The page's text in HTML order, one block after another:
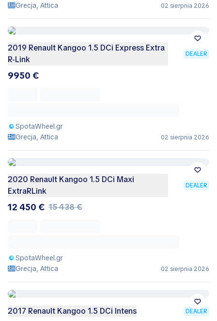
Grecja, Attica
02 sierpnia 2026
2019 Renault Kangoo 1.5 DCi Express Extra
R-Link
DEALER
9950 €
SpotaWheel.gr
Grecja, Attica
02 sierpnia 2026
2020 Renault Kangoo 1.5 DCi Maxi
ExtraRLink
DEALER
12 450 € 15 438 €
SpotaWheel.gr
Grecja, Attica
02 sierpnia 2026
2017 Renault Kangoo 1.5 DCi Intens DEALER